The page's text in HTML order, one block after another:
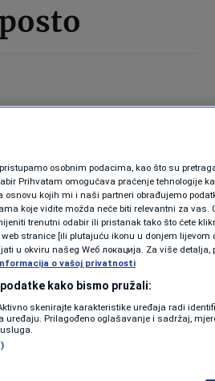
osobnim podacima, kao što su
Prihvatam omogućava praćenje tehnologije
kojih mi i naši partneri obrađujemo
koje vidite možda neće biti relevantni za vas.
trenutni odabir ili pristanak tako što ćete
stranice [ili plutajuću ikonu u donjem lijevom
u okviru našeg Wеб локација. Za više detalja,
o vašoj privatnosti
kako bismo pružali:
skenirajte karakteristike uređaja radi
uređaju. Prilagođeno oglašavanje i sadržaj,